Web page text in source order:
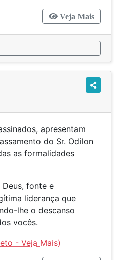
Veja Mais
apresentam
do Sr. Odilon
as formalidades
fonte e
liderança que
lhe o descanso
vocês.